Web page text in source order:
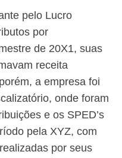
pelo Lucro
por
de 20X1, suas
receita
a empresa foi
onde foram
e os SPED’s
pela XYZ, com
por seus